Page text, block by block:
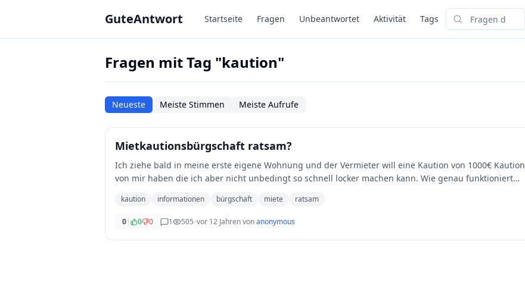
GuteAntwort Startseite Fragen Unbeantwortet Aktivität Tags
Suchen
Fragen mit Tag "kaution"
Neueste Meiste Stimmen Meiste Aufrufe
Mietkautionsbürgschaft ratsam?
Ich ziehe bald in meine erste eigene Wohnung und der Vermieter will eine Kaution von 1000€ Kaution
von mir haben die ich aber nicht unbedingt so schnell locker machen kann. Wie genau funktioniert
kaution informationen bürgschaft miete ratsam
0| 0 0 1 505•vor 12 Jahrenvonanonymous